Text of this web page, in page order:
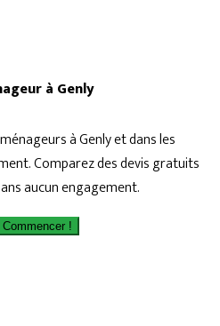
à Genly
à Genly et dans les
Comparez des devis gratuits
aucun engagement.
Commencer !